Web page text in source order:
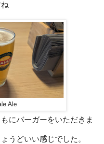
Ale
にバーガーをいただきま
うどいい感じでした。